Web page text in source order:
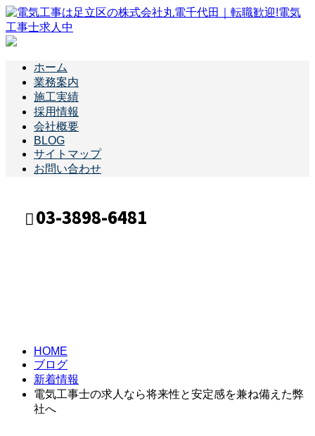
ホーム
業務案内
施工実績
採用情報
会社概要
BLOG
サイトマップ
お問い合わせ
03-3898-6481
HOME
ブログ
新着情報
電気工事士の求人なら将来性と安定感を兼ね備えた弊
社へ